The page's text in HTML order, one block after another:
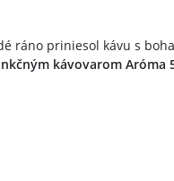
ráno priniesol kávu s
kávovarom Aróma